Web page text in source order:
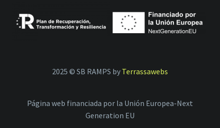
2025 © SB RAMPS by Terrassawebs
Página web financiada por la Unión Europea-Next
Generation EU